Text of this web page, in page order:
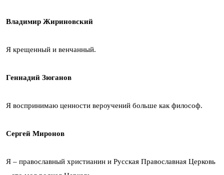
Владимир Жириновский
Я крещенный и венчанный.
Геннадий Зюганов
Я воспринимаю ценности вероучений больше как философ.
Сергей Миронов
Я – православный христианин и Русская Православная Церковь